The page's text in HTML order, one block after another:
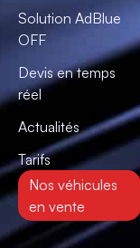
Solution AdBlue
OFF
Devis en temps
réel
Actualités
Tarifs
Nos véhicules
en vente